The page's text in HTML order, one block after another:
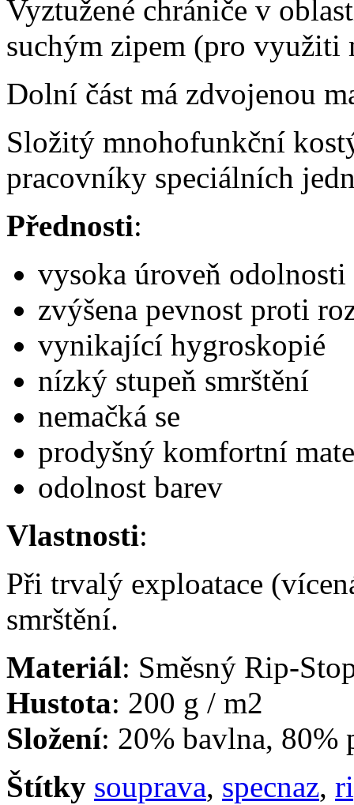
Vyztužené chrániče v
suchým zipem (pro využiti
Dolní část má zdvojenou
Složitý mnohofunkční
pracovníky speciálních
Přednosti:
vysoka úroveň
zvýšena pevnost proti
vynikající hygroskopié
nízký stupeň smrštění
nemačká se
prodyšný komfortní
odolnost barev
Vlastnosti:
Při trvalý exploatace
smrštění.
Materiál: Směsný Rip-
Hustota: 200 g / m2
Složení: 20% bavlna, 80%
Štítky souprava, specnaz,